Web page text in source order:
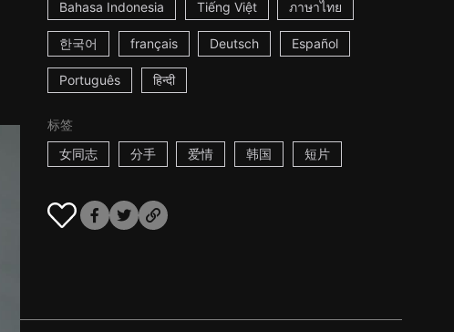
Bahasa Indonesia Tiếng Việt ภาษาไทย
한국어 français Deutsch Español
Português हिन्दी
标签
女同志
分手 爱情 韩国 短片